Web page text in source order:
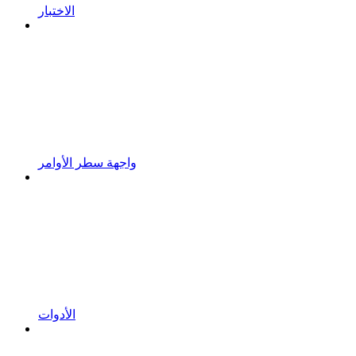
الاختبار
واجهة سطر الأوامر
الأدوات